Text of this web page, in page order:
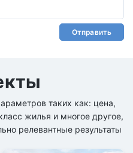
Отправить
таких как: цена,
жилья и многое другое,
релевантные результаты